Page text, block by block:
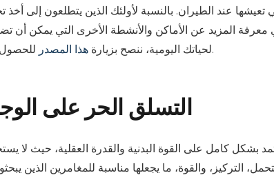
عند الطيران. بالنسبة لأولئك الذين يتطلعون إلى أخذ
المزيد عن الأماكن والأنشطة الأخرى التي يمكن أن
لحياتك اليومية، ننصح بزيارة هذا المصدر للحصول على تفاصيل شاملة.
التسلق الحر على
بشكل كامل على القوة البدنية والقدرة العقلية، حيث لا